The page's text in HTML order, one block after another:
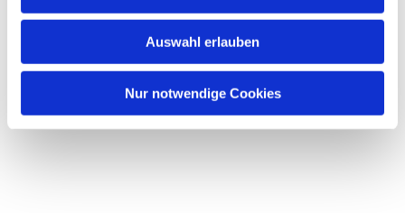
Auswahl erlauben
Nur notwendige Cookies